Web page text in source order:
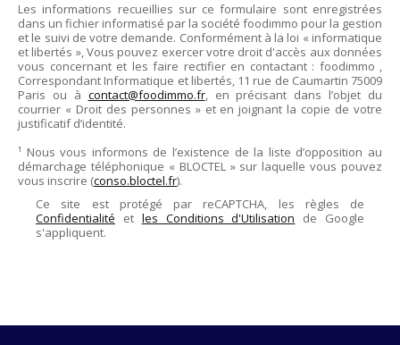
Les informations recueillies sur ce formulaire sont enregistrées
dans un fichier informatisé par la société foodimmo pour la gestion
et le suivi de votre demande. Conformément à la loi « informatique
et libertés », Vous pouvez exercer votre droit d'accès aux données
vous concernant et les faire rectifier en contactant : foodimmo ,
Correspondant Informatique et libertés, 11 rue de Caumartin 75009
Paris ou à contact@foodimmo.fr, en précisant dans l’objet du
courrier « Droit des personnes » et en joignant la copie de votre
justificatif d’identité.
¹ Nous vous informons de l’existence de la liste d’opposition au
démarchage téléphonique « BLOCTEL » sur laquelle vous pouvez
vous inscrire (conso.bloctel.fr).
Ce site est protégé par reCAPTCHA, les règles de
Confidentialité et les Conditions d'Utilisation de Google
s'appliquent.